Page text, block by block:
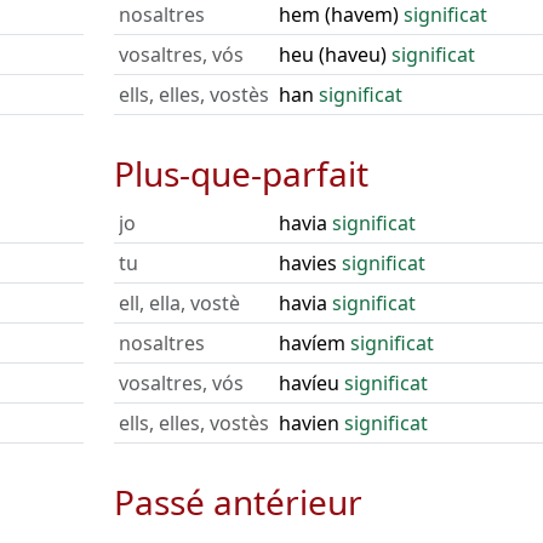
nosaltres hem (havem)significat
vosaltres, vós
heu (haveu)significat
ells, elles, vostès han significat
Plus-que-parfait
jo havia significat
tu
havies significat
ell, ella, vostè
havia significat
nosaltres
havíem significat
vosaltres, vós
havíeu significat
ells, elles, vostès havien significat
Passé antérieur